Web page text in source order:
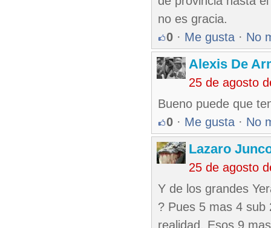
no es gracia.
0 · Me gusta · No
Alexis De
25 de agosto
Bueno puede que
0 · Me gusta · No
Lazaro
25 de agosto
Y de los grandes
? Pues 5 mas 4 sub
realidad. Esos 9